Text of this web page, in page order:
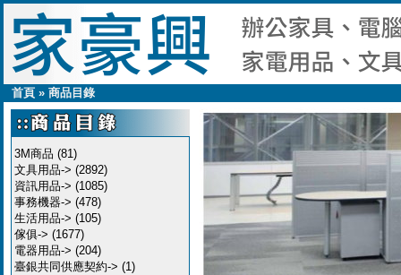
首頁 » 商品目錄
3M商品 (81)
文具用品-> (2892)
資訊用品-> (1085)
事務機器-> (478)
生活用品-> (105)
傢俱-> (1677)
電器用品-> (204)
臺銀共同供應契約-> (1)